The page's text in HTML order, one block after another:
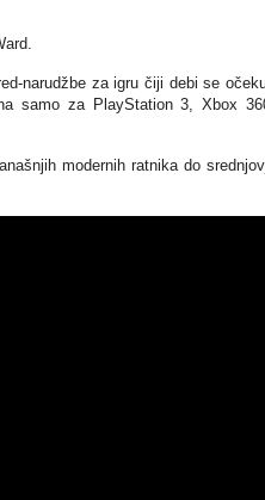
narudžbe za igru ​​čiji debi se
samo za PlayStation 3, Xbox
modernih ratnika do